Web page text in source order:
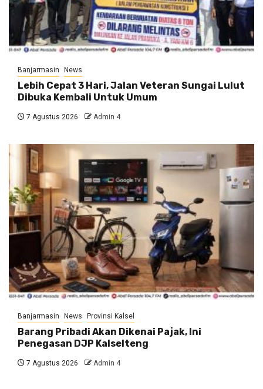
Banjarmasin News
Lebih Cepat 3 Hari, Jalan Veteran Sungai Lulut
Dibuka Kembali Untuk Umum
7 Agustus 2026 Admin 4
Banjarmasin News Provinsi Kalsel
Barang Pribadi Akan Dikenai Pajak, Ini
Penegasan DJP Kalselteng
7 Agustus 2026 Admin 4